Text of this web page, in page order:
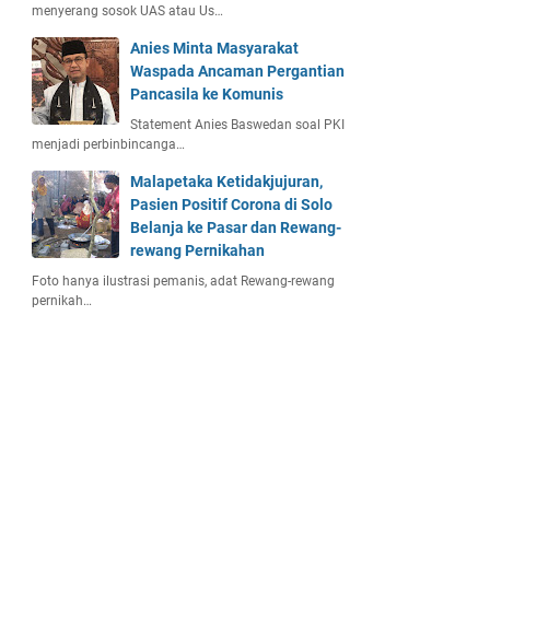
menyerang sosok UAS atau Us…
Anies Minta Masyarakat
Waspada Ancaman Pergantian
Pancasila ke Komunis
Statement Anies Baswedan soal PKI
menjadi perbinbincanga…
Malapetaka Ketidakjujuran,
Pasien Positif Corona di Solo
Belanja ke Pasar dan Rewang-
rewang Pernikahan
Foto hanya ilustrasi pemanis, adat Rewang-rewang
pernikah…